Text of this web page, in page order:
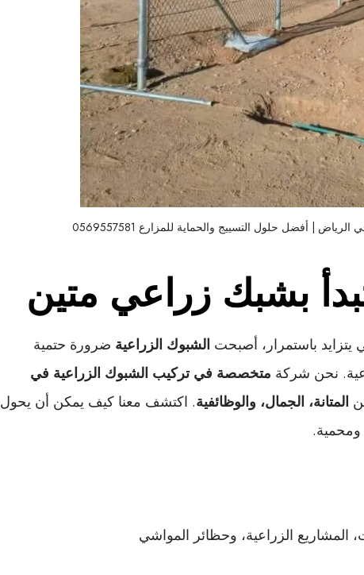
| أفضل حلول التسييج والحماية للمزارع 0569557581
بشبك زراعي متين
يتزايد باستمرار، أصبحت الشبوك الزراعية ضرورة حتمية
نحن شركة متخصصة في تركيب الشبوك الزراعية في
المتانة، الجمال، والوظائفية. اكتشف معنا كيف يمكن أن يحول
الزراعية، وحظائر المواشي